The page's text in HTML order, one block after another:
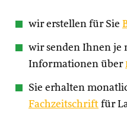
wir erstellen für Sie
wir senden Ihnen je
Informationen über
Sie erhalten
Fachzeitschrift für